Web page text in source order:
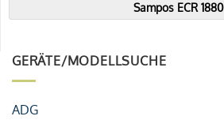
GERÄTE/MODELLSUCHE
ADG
Sampos ECR 1880